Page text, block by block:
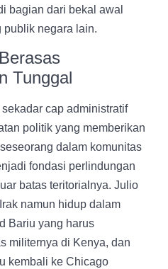
bagian dari bekal awal
publik negara lain.
Tunggal
cap administratif
politik yang memberikan
dalam komunitas
fondasi perlindungan
batas teritorialnya. Julio
namun hidup dalam
Bariu yang harus
militernya di Kenya, dan
kembali ke Chicago